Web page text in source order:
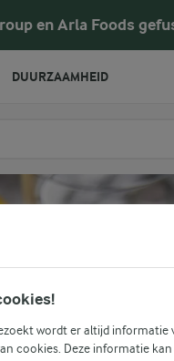
en Arla Foods
DUURZAAMHEID
wordt er altijd informatie
cookies. Deze informatie